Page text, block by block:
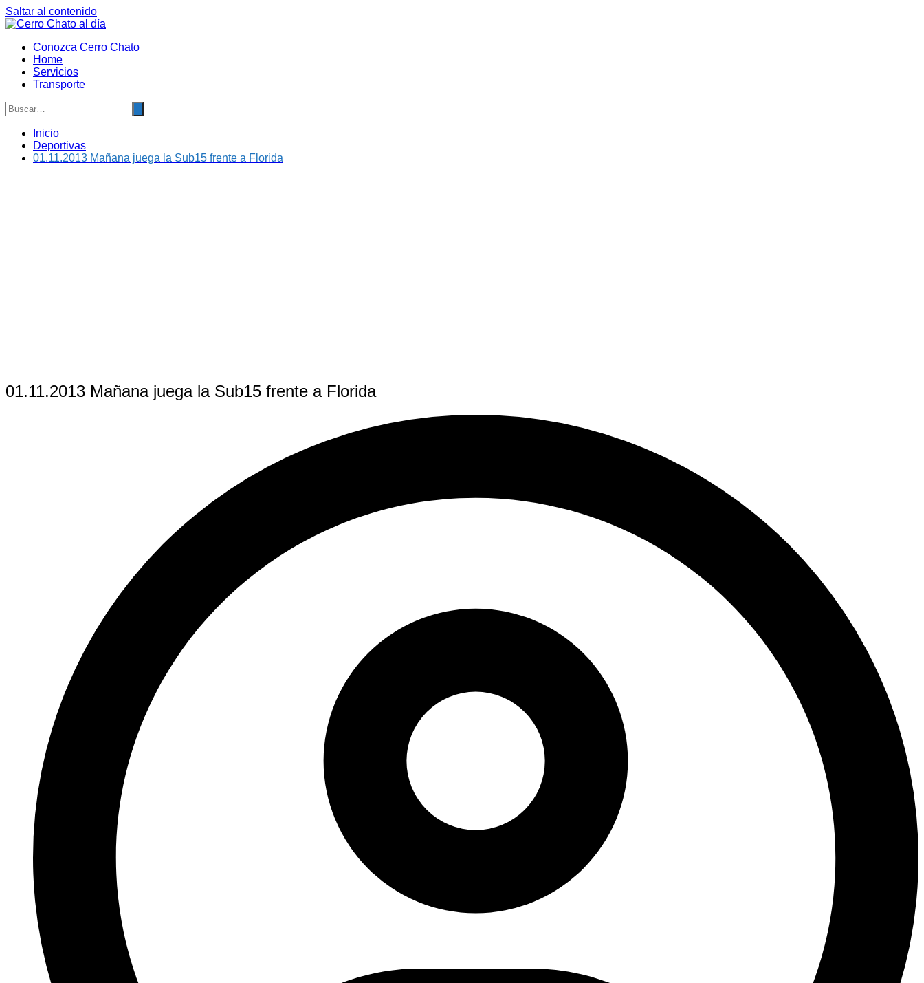
Saltar al contenido
Conozca Cerro Chato
Home
Servicios
Transporte
Inicio
Deportivas
01.11.2013 Mañana juega la Sub15 frente a Florida
01.11.2013 Mañana juega la Sub15 frente a Florida